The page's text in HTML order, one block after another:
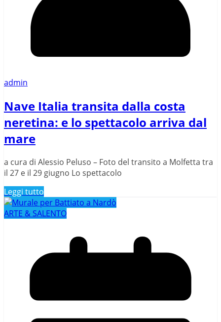
admin
Nave Italia transita dalla costa
neretina: e lo spettacolo arriva dal
mare
a cura di Alessio Peluso – Foto del transito a Molfetta tra
il 27 e il 29 giugno Lo spettacolo
Leggi tutto
ARTE & SALENTO